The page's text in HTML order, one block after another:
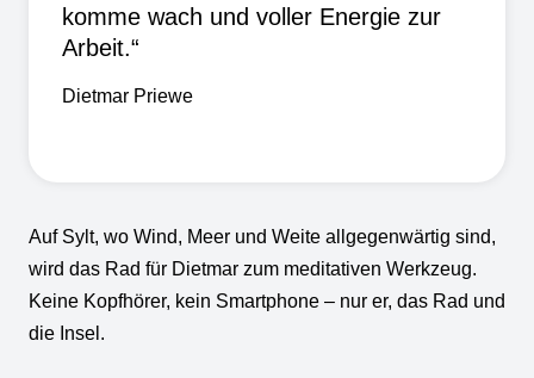
komme wach und voller Energie zur
Arbeit.“
Dietmar Priewe
Auf Sylt, wo Wind, Meer und Weite allgegenwärtig sind,
wird das Rad für Dietmar zum meditativen Werkzeug.
Keine Kopfhörer, kein Smartphone – nur er, das Rad und
die Insel.